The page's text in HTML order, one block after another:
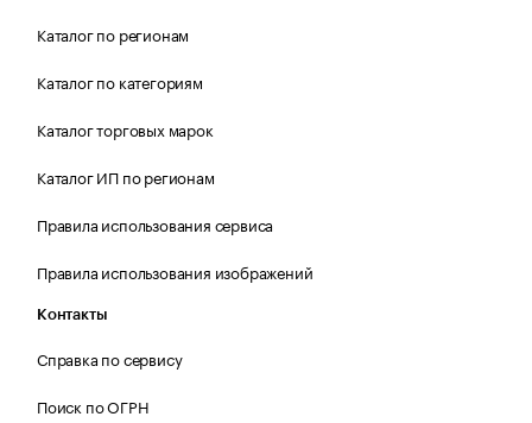
Каталог по регионам
Каталог по категориям
Каталог торговых марок
Каталог ИП по регионам
Правила использования сервиса
Правила использования изображений
Контакты
Справка по сервису
Поиск по ОГРН